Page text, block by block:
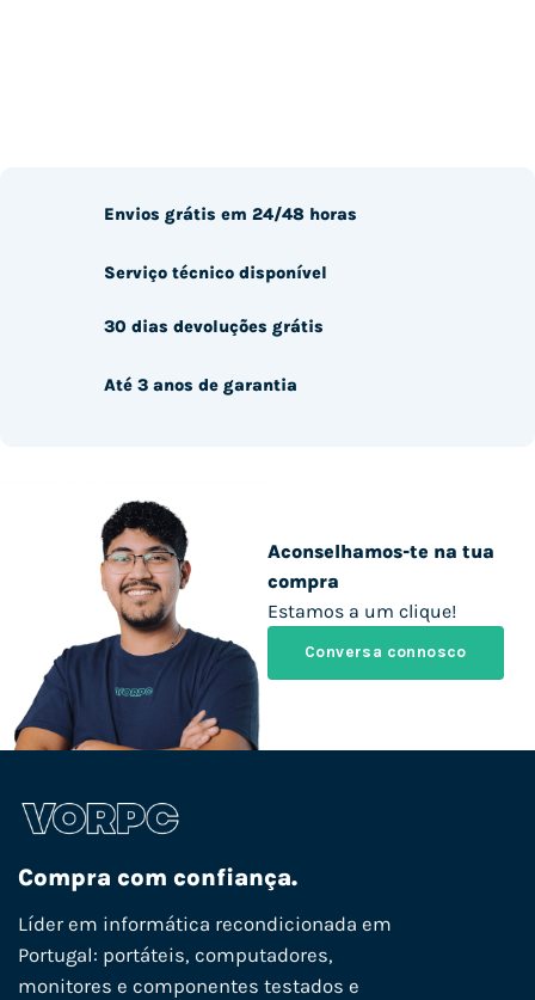
Aconselhamos-te na tua
compra
Estamos a um clique!
Conversa connosco
Envios grátis em 24/48 horas
Serviço técnico disponível
30 dias devoluções grátis
Até 3 anos de garantia
Compra com confiança.
Líder em informática recondicionada em
Portugal: portáteis, computadores,
monitores e componentes testados e